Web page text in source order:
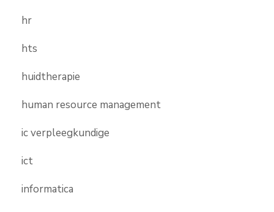
hr
hts
huidtherapie
human resource management
ic verpleegkundige
ict
informatica